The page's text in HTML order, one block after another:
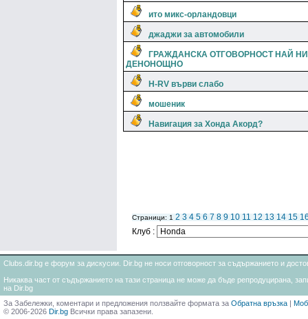
ито микс-орландовци
джаджи за автомобили
ГРАЖДАНСКА ОТГОВОРНОСТ НАЙ
ДЕНОНОЩНО
H-RV върви слабо
мошеник
Навигация за Хонда Акорд?
Страници: 1 2 3 4 5 6 7 8 9 10 11 12 13 14 15
Клуб :
Clubs.dir.bg е форум за дискусии. Dir.bg не носи отговорност за съдържанието и
Никаква част от съдържанието на тази страница не може да бъде репродуцирана,
на Dir.bg
За Забележки, коментари и предложения ползвайте формата за Обратна връзка |
© 2006-2026 Dir.bg Всички права запазени.